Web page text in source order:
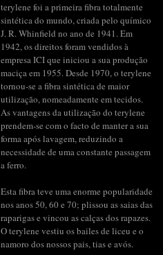
terylene foi a primeira fibra totalmente
sintética do mundo, criada pelo químico
J. R. Whinfield no ano de 1941. Em
1942, os direitos foram vendidos à
empresa ICI que iniciou a sua produção
maciça em 1955. Desde 1970, o terylene
tornou-se a fibra sintética de maior
utilização, nomeadamente em tecidos.
As vantagens da utilização do terylene
prendem-se com o facto de manter a sua
forma após lavagem, reduzindo a
necessidade de uma constante passagem
a ferro.
Esta fibra teve uma enorme popularidade
nos anos 50, 60 e 70; plissou as saias das
raparigas e vincou as calças dos rapazes.
O terylene vestiu os bailes de liceu e o
namoro dos nossos pais, tias e avós.